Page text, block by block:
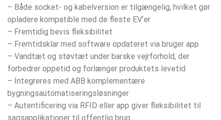
– Både socket- og kabelversion er tilgængelig, hvilket gør
opladere kompatible med de fleste EV’er
– Fremtidig bevis fleksibilitet
– Fremtidsklar med software opdateret via bruger app
– Vandtæt og støvtæt under barske vejrforhold, der
forbedrer oppetid og forlænger produktets levetid
– Integreres med ABB komplementære
bygningsautomatiseringsløsninger
– Autentificering via RFID eller app giver fleksibilitet til
sagsapplikationer til offentlig brug